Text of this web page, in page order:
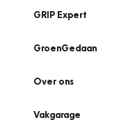
GRIP Expert
GroenGedaan
Over ons
Vakgarage